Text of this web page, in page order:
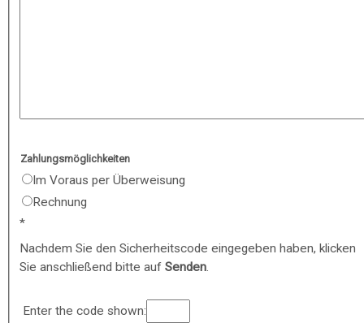
Zahlungsmöglichkeiten
Im Voraus per Überweisung
Rechnung
Nachdem Sie den Sicherheitscode eingegeben haben, klicken
Sie anschließend bitte auf Senden.
Enter the code shown: